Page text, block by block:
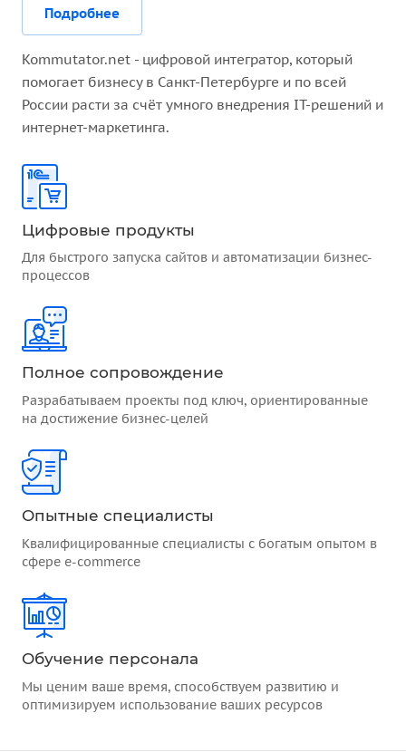
Подробнее
Kommutator.net - цифровой интегратор, который
помогает бизнесу в Санкт-Петербурге и по всей
России расти за счёт умного внедрения IT-решений и
интернет-маркетинга.
Цифровые продукты
Для быстрого запуска сайтов и автоматизации бизнес-
процессов
Полное сопровождение
Разрабатываем проекты под ключ, ориентированные
на достижение бизнес-целей
Опытные специалисты
Квалифицированные специалисты с богатым опытом в
сфере e-commerce
Обучение персонала
Мы ценим ваше время, способствуем развитию и
оптимизируем использование ваших ресурсов